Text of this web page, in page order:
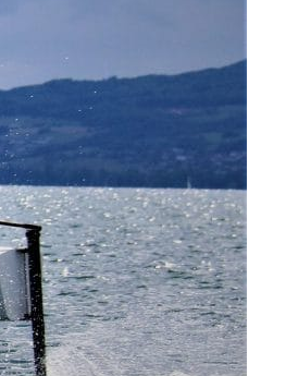
Transat Café l'Or,Transat Jacques Vabre